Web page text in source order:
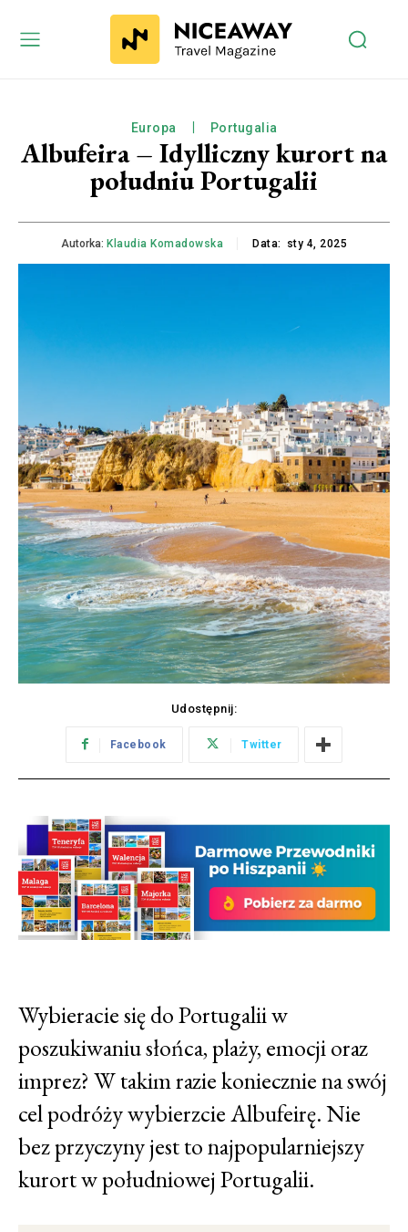
Europa Portugalia
Albufeira – Idylliczny kurort na
południu Portugalii
Autorka: Klaudia Komadowska Data: sty 4, 2025
Udostępnij:
Facebook Twitter
Wybieracie się do Portugalii w
poszukiwaniu słońca, plaży, emocji oraz
imprez? W takim razie koniecznie na swój
cel podróży wybierzcie Albufeirę. Nie
bez przyczyny jest to najpopularniejszy
kurort w południowej Portugalii.